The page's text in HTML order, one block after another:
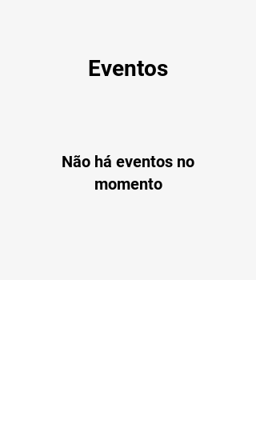
Eventos
Não há eventos no
momento